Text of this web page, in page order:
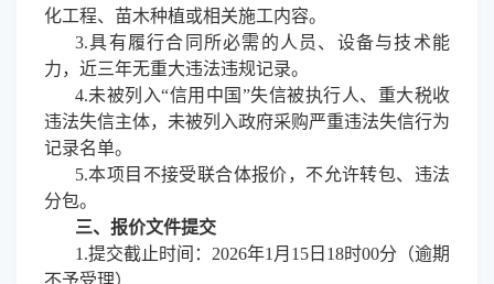
化工程、苗木种植或相关施工内容。
3.具有履行合同所必需的人员、设备与技术能
力，近三年无重大违法违规记录。
4.未被列入“信用中国”失信被执行人、重大税收
违法失信主体，未被列入政府采购严重违法失信行为
记录名单。
5.本项目不接受联合体报价，不允许转包、违法
分包。
三、报价文件提交
1.提交截止时间： 2026年1 月 15 日 18时00分（逾期
不予受理）